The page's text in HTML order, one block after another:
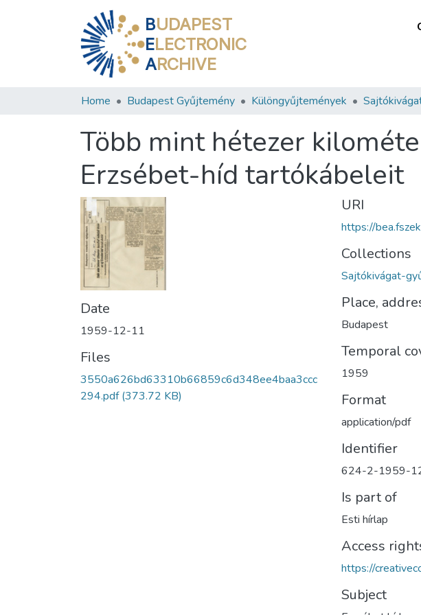
BUDAPEST
ELECTRONIC
ARCHIVE
Home Budapest Gyűjtemény Különgyűjtemények
Több mint hétezer
Erzsébet-híd tartókábeleit
Date
1959-12-11
Files
3550a626bd63310b66859c6d348ee4baa3ccc
294.pdf(373.72 KB)
URI
https://
Collections
Sajtókivágat-
Place,
Budapest
Temporal
1959
Format
application/pdf
Identifier
624-2-1959-
Is part of
Esti hírlap
Access
https://
Subject